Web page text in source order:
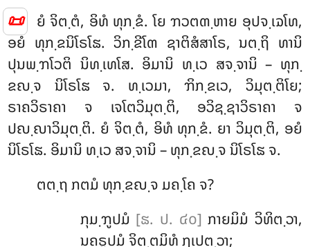
📜 ຍໍ ຈິຕ຺ຕໍ, ອິທໍ ທຸກ຺ຂໍ. ໂຍ ຠວຕຓ຺ຫາຍ ອຸປຈ຺ເຉໂທ,
ອຍໍ ທຸກ຺ຂນິໂຣໂຘ. ວິກ຺ຂີໂຓ ຊາຕິສໍສາໂຣ, ນຕ຺ຖິ ທານິ
ປຸນພ຺ຠໂວຕິ ນິທ຺ເທໂສ. ອິມານິ ທ຺ເວ ສຈ຺ຈານິ – ທຸກ຺
ຂຎ຺ຈ ນິໂຣໂຘ ຈ. ທ຺ເວມາ, ຠິກ຺ຂເວ, ວິມຸຕ຺ຕິໂຍ;
ຣາຄວິຣາຄາ ຈ ເຈໂຕວິມຸຕ຺ຕິ, ອວິຊ຺ຊາວິຣາຄາ ຈ
ປຎ຺ຎາວິມຸຕ຺ຕິ. ຍໍ ຈິຕ຺ຕໍ, ອິທໍ ທຸກ຺ຂໍ. ຍາ ວິມຸຕ຺ຕິ, ອຍໍ
ນິໂຣໂຘ. ອິມານິ ທ຺ເວ ສຈ຺ຈານິ – ທຸກ຺ຂຎ຺ຈ ນິໂຣໂຘ ຈ.
ຕຕ຺ຖກຕມໍ ທຸກ຺ຂຎ຺ຈ ມຄ຺ໂຄ ຈ?
ກຸມ຺ຠູປມໍ [ຘ. ປ. ໔໐] ກາຍມິມໍ ວິທິຕ຺ວາ,
ນຄຣູປມໍ ຈິຕ຺ຕມິທໍ ຐເປຕ຺ວາ;